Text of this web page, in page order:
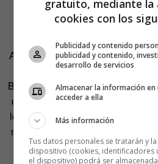
Algunas imágenes, enviadas
enseñando la usabilidad del
Berta explicando que, como ella
que un escáner capaz de verte
los órganos o las vísceras, ni los
no que lo que te ve, y lo que
alma.
gratuito, mediante la
cookies con los
Publicidad y contenido
publicidad y contenido,
desarrollo de servicios
Almacenar la información
acceder a ella
Más información
Tus datos personales se tratarán y
dispositivo (cookies, identificadores
el dispositivo) podrá ser